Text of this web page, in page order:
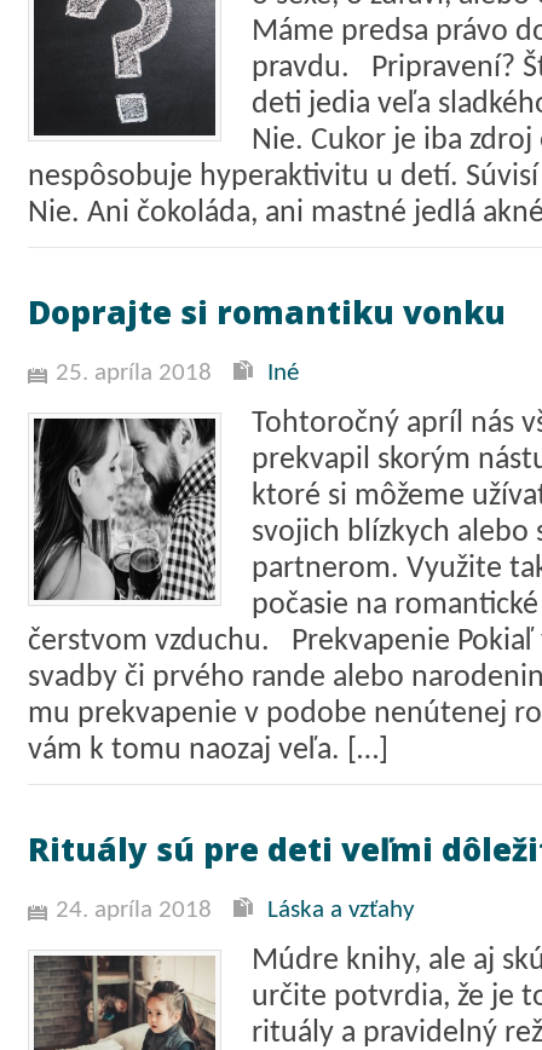
Máme predsa právo
pravdu. Pripravení?
deti jedia veľa
Nie. Cukor je iba zdroj
nespôsobuje hyperaktivitu u detí. Súvisí
Nie. Ani čokoláda, ani mastné jedlá
Doprajte si romantiku vonku
25. apríla 2018 Iné
Tohtoročný apríl nás
prekvapil skorým
ktoré si môžeme
svojich blízkych alebo
partnerom. Využite
počasie na
čerstvom vzduchu. Prekvapenie Pokiaľ
svadby či prvého rande alebo
mu prekvapenie v podobe nenútenej
vám k tomu naozaj veľa. […]
Rituály sú pre deti veľmi
24. apríla 2018 Láska a vzťahy
Múdre knihy, ale aj
určite potvrdia, že je
rituály a pravidelný